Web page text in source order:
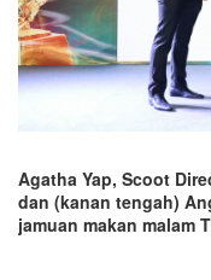
Agatha Yap, Scoot
dan (kanan tengah)
jamuan makan malam